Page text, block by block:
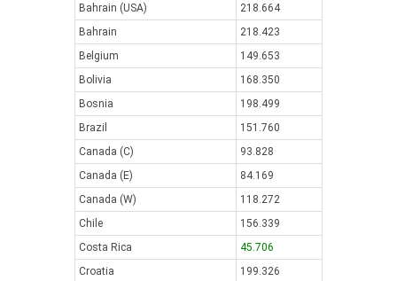
Bahrain (USA)
218.664
Bahrain
218.423
Belgium
149.653
Bolivia
168.350
Bosnia
198.499
Brazil
151.760
Canada (C)
93.828
Canada (E)
84.169
Canada (W)
118.272
Chile
156.339
Costa Rica
45.706
Croatia
199.326